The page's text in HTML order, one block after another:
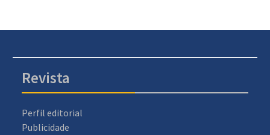
Revista
Perfil editorial
Publicidade